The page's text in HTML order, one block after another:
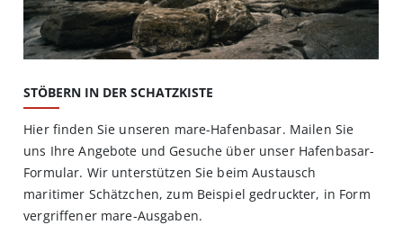
STÖBERN IN DER SCHATZKISTE
Hier finden Sie unseren mare-Hafenbasar. Mailen Sie
uns Ihre Angebote und Gesuche über unser Hafenbasar-
Formular. Wir unterstützen Sie beim Austausch
maritimer Schätzchen, zum Beispiel gedruckter, in Form
vergriffener mare-Ausgaben.